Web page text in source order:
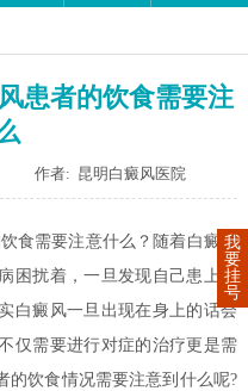
患者的饮食需要注
作者: 昆明白癜风医院
食需要注意什么？随着白癜风
困扰着，一旦发现自己患上了
白癜风一旦出现在身上的话会
仅需要进行对症的治疗更是需
的饮食情况需要注意到什么呢?
我
要
挂
号